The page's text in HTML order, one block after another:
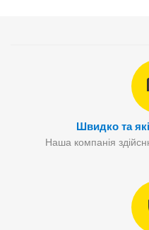
Швидко та
Наша компанія